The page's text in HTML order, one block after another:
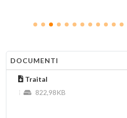
DOCUMENTI
Traital
822,98KB